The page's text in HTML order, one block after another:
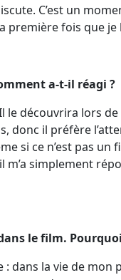
C’est un
première fois que
a-t-il réagi ?
le découvrira lors
donc il préfère
si ce n’est pas un
m’a simplement
le film.
dans la vie de mon